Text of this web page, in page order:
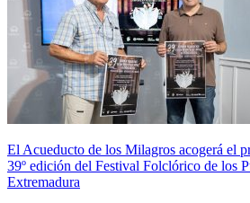
El Acueducto de los Milagros acogerá el
39º edición del Festival Folclórico de los
Extremadura